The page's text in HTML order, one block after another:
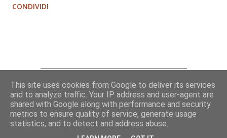
CONDIVIDI
Chi sono
Contatti
© 2009-2026 Alessandro Ghebreigziabiher
This site uses cookies from Google to deliver its services
and to analyze traffic. Your IP address and user-agent are
shared with Google along with performance and security
metrics to ensure quality of service, generate usage
statistics, and to detect and address abuse.